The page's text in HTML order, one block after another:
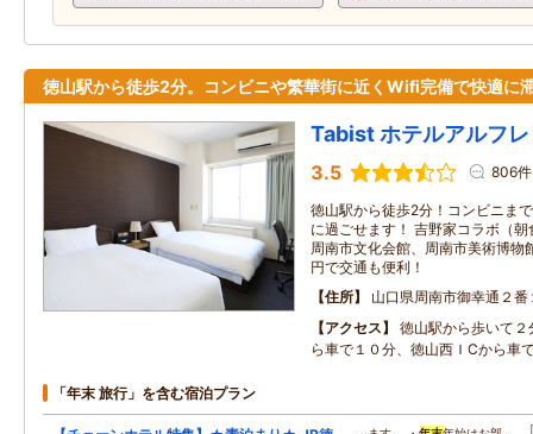
徳山駅から徒歩2分。コンビニや繁華街に近くWifi完備で快適に
Tabist ホテルアルフ
3.5 806件
徳山駅から徒歩2分！コンビニま
に過ごせます！ 吉野家コラボ（
周南市文化会館、周南市美術博
円で交通も便利！
住所
山口県周南市御幸通２番
アクセス
徳山駅から歩いて
ら車で１０分、徳山西ＩCから車
「年末 旅行」を含む宿泊プラン